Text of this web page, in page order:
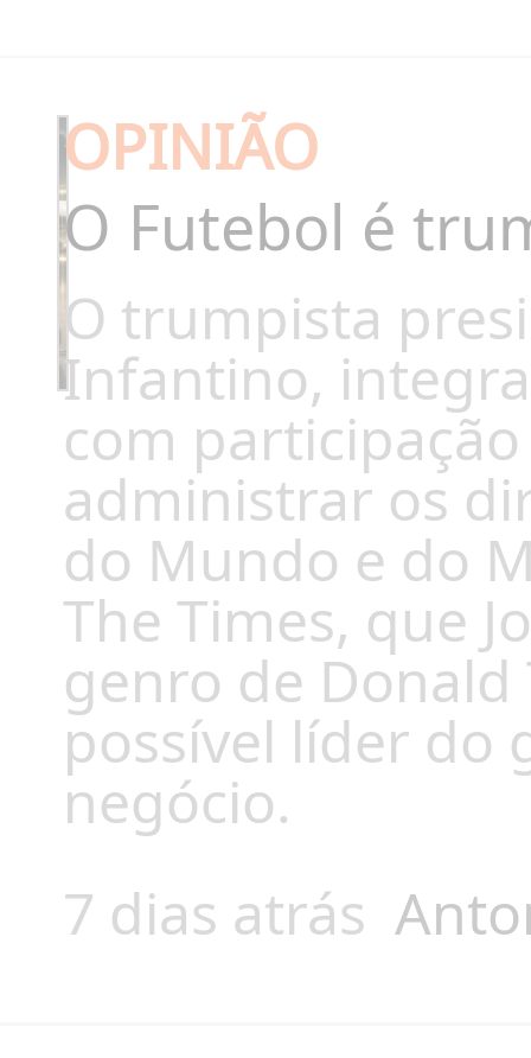
OPINIÃO
O Futebol é
O trumpista
Infantino,
com
administrar os
do Mundo e do
The Times, que
genro de
possível líder do
negócio.
7 dias atrás